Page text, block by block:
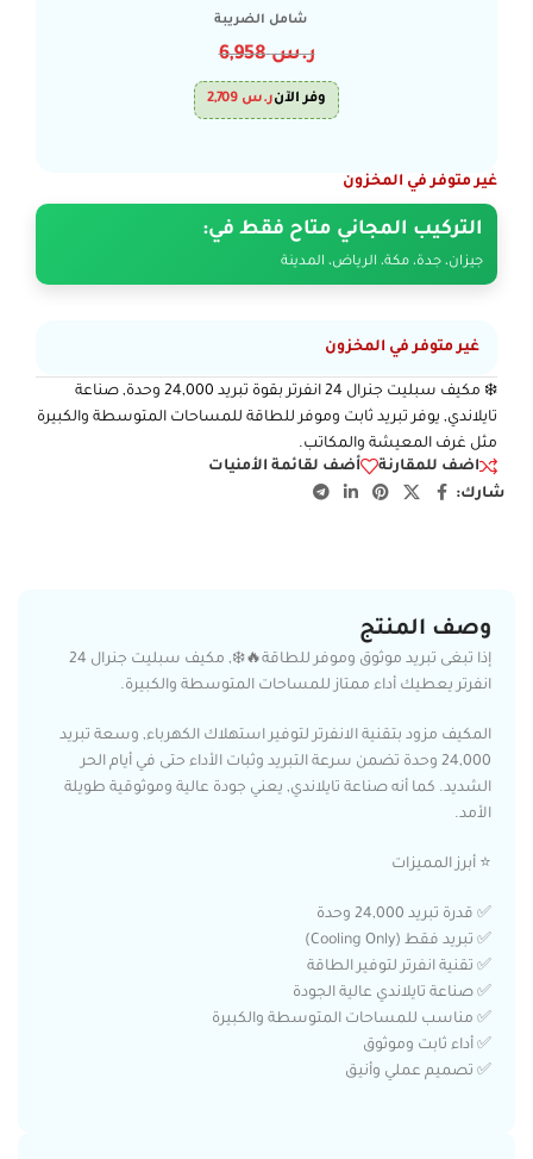
شامل الضريبة
ر.س6,958
وفر الآنر.س
غير متوفر في المخزون
التركيب المجاني متاح فقط في:
جيزان، جدة، مكة، الرياض، المدينة
غير متوفر في المخزون
❄️ مكيف سبليت جنرال 24 انفرتر بقوة تبريد 24,000 وحدة, صناعة
تايلاندي, يوفر تبريد ثابت وموفر للطاقة للمساحات المتوسطة والكبيرة
مثل غرف المعيشة والمكاتب.
اضف للمقارنة
أضف لقائمة الأمنيات
شارك:
وصف المنتج
إذا تبغى تبريد موثوق وموفر للطاقة🔥❄️, مكيف سبليت جنرال 24
انفرتر يعطيك أداء ممتاز للمساحات المتوسطة والكبيرة.
المكيف مزود بتقنية الانفرتر لتوفير استهلاك الكهرباء, وسعة تبريد
24,000 وحدة تضمن سرعة التبريد وثبات الأداء حتى في أيام الحر
الشديد. كما أنه صناعة تايلاندي, يعني جودة عالية وموثوقية طويلة
الأمد.
⭐ أبرز المميزات
✅ قدرة تبريد 24,000 وحدة
✅ تبريد فقط (Cooling Only)
✅ تقنية انفرتر لتوفير الطاقة
✅ صناعة تايلاندي عالية الجودة
✅ مناسب للمساحات المتوسطة والكبيرة
✅ أداء ثابت وموثوق
✅ تصميم عملي وأنيق